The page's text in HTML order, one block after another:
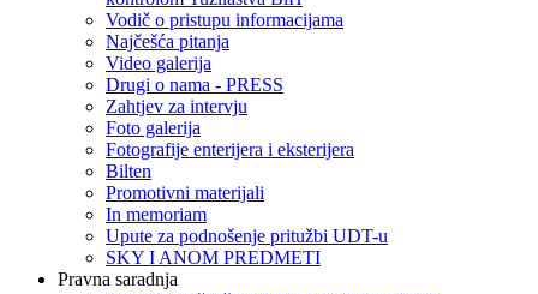
Vodič o pristupu informacijama
Najčešća pitanja
Video galerija
Drugi o nama - PRESS
Zahtjev za intervju
Foto galerija
Fotografije enterijera i eksterijera
Bilten
Promotivni materijali
In memoriam
Upute za podnošenje pritužbi UDT-u
SKY I ANOM PREDMETI
Pravna saradnja